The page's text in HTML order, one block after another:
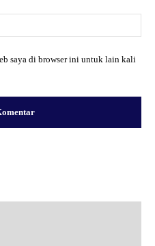
saya di browser ini untuk lain kali